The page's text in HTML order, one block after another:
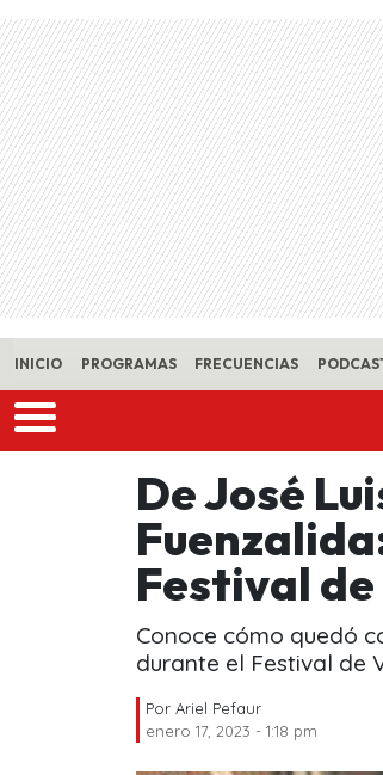
Skip to main content
INICIO PROGRAMAS FRECUENCIAS
De José
Festival
Conoce cómo quedó
durante el Festival de
Por Ariel Pefaur
enero 17, 2023 - 1:18 pm